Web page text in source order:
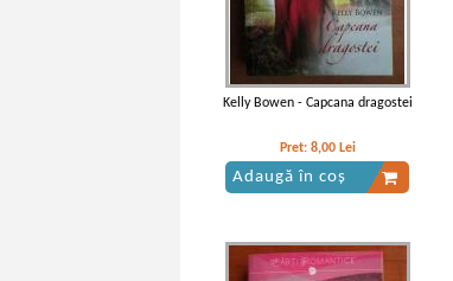
Kelly Bowen - Capcana dragostei
Pret: 8,00 Lei
Adaugă în coș